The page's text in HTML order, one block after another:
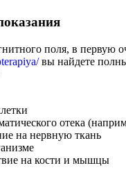
поля, в первую
вы найдете
отека
на нервную ткань
на кости и мышцы